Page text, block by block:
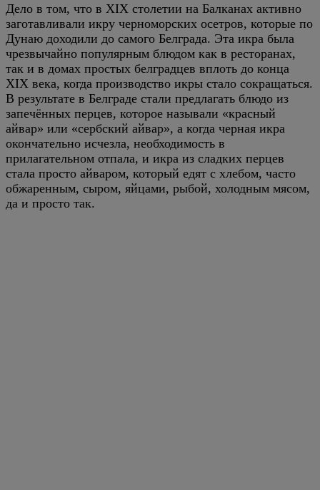
Дело в том, что в XIX столетии на Балканах активно
заготавливали икру черноморских осетров, которые по
Дунаю доходили до самого Белграда. Эта икра была
чрезвычайно популярным блюдом как в ресторанах,
так и в домах простых белградцев вплоть до конца
XIX века, когда производство икры стало сокращаться.
В результате в Белграде стали предлагать блюдо из
запечённых перцев, которое называли «красный
айвар» или «сербский айвар», а когда черная икра
окончательно исчезла, необходимость в
прилагательном отпала, и икра из сладких перцев
стала просто айваром, который едят с хлебом, часто
обжаренным, сыром, яйцами, рыбой, холодным мясом,
да и просто так.